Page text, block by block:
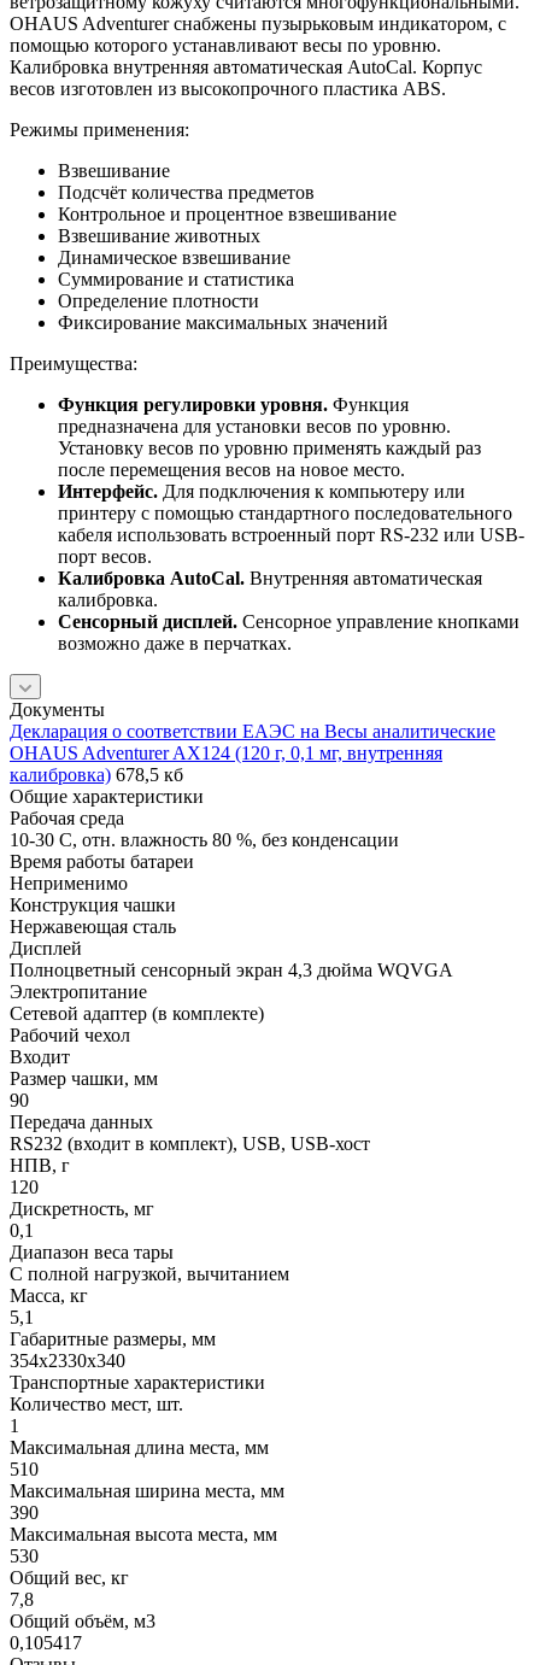
OHAUS Adventurer снабжены пузырьковым индикатором, с
помощью которого устанавливают весы по уровню.
Калибровка внутренняя автоматическая AutoCal. Корпус
весов изготовлен из высокопрочного пластика ABS.
Режимы применения:
Взвешивание
Подсчёт количества предметов
Контрольное и процентное взвешивание
Взвешивание животных
Динамическое взвешивание
Суммирование и статистика
Определение плотности
Фиксирование максимальных значений
Преимущества:
Функция регулировки уровня. Функция
предназначена для установки весов по уровню.
Установку весов по уровню применять каждый раз
после перемещения весов на новое место.
Интерфейс. Для подключения к компьютеру или
принтеру с помощью стандартного последовательного
кабеля использовать встроенный порт RS-232 или USB-
порт весов.
Калибровка AutoCal. Внутренняя автоматическая
калибровка.
Сенсорный дисплей. Сенсорное управление кнопками
возможно даже в перчатках.
Документы
Декларация о соответствии ЕАЭС на Весы аналитические
OHAUS Adventurer AX124 (120 г, 0,1 мг, внутренняя
калибровка) 678,5 кб
Общие характеристики
Рабочая среда
10-30 C, отн. влажность 80 %, без конденсации
Время работы батареи
Неприменимо
Конструкция чашки
Нержавеющая сталь
Дисплей
Полноцветный сенсорный экран 4,3 дюйма WQVGA
Электропитание
Сетевой адаптер (в комплекте)
Рабочий чехол
Входит
Размер чашки, мм
90
Передача данных
RS232 (входит в комплект), USB, USB-хост
НПВ, г
120
Дискретность, мг
0,1
Диапазон веса тары
С полной нагрузкой, вычитанием
Масса, кг
5,1
Габаритные размеры, мм
354х2330х340
Транспортные характеристики
Количество мест, шт.
1
Максимальная длина места, мм
510
Максимальная ширина места, мм
390
Максимальная высота места, мм
530
Общий вес, кг
7,8
Общий объём, м3
0,105417